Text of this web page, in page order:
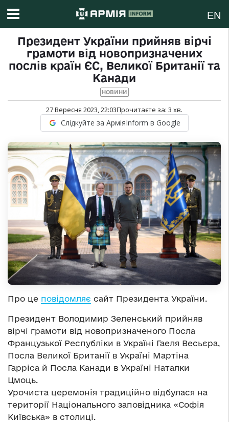
EN
Президент України прийняв вірчі
грамоти від новопризначених
послів країн ЄС, Великої Британії та
Канади
НОВИНИ
27 Вересня 2023, 22:03Прочитаєте за: 3 хв.
Слідкуйте за АрміяInform в Google
Про це повідомляє сайт Президента України.
Президент Володимир Зеленський прийняв
вірчі грамоти від новопризначеного Посла
Французької Республіки в Україні Гаеля Весьєра,
Посла Великої Британії в Україні Мартіна
Гарріса й Посла Канади в Україні Наталки
Цмоць.
Урочиста церемонія традиційно відбулася на
території Національного заповідника «Софія
Київська» в столиці.